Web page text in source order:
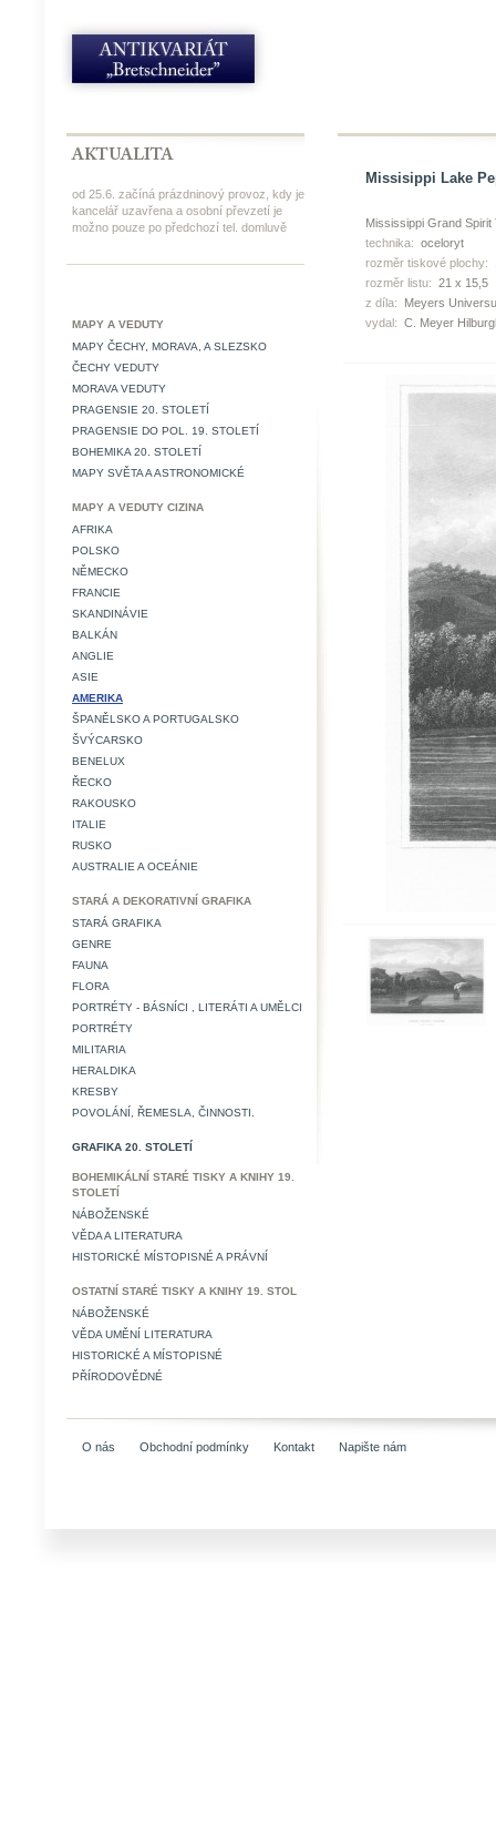
od 25.6. začíná prázdninový provoz, kdy je
kancelář uzavřena a osobní převzetí je
možno pouze po předchozí tel. domluvě
MAPY A VEDUTY
MAPY ČECHY, MORAVA, A SLEZSKO
ČECHY VEDUTY
MORAVA VEDUTY
PRAGENSIE 20. STOLETÍ
PRAGENSIE DO POL. 19. STOLETÍ
BOHEMIKA 20. STOLETÍ
MAPY SVĚTA A ASTRONOMICKÉ
MAPY A VEDUTY CIZINA
AFRIKA
POLSKO
NĚMECKO
FRANCIE
SKANDINÁVIE
BALKÁN
ANGLIE
ASIE
AMERIKA
ŠPANĚLSKO A PORTUGALSKO
ŠVÝCARSKO
BENELUX
ŘECKO
RAKOUSKO
ITALIE
RUSKO
AUSTRALIE A OCEÁNIE
STARÁ A DEKORATIVNÍ GRAFIKA
STARÁ GRAFIKA
GENRE
FAUNA
FLORA
PORTRÉTY - BÁSNÍCI , LITERÁTI A UMĚLCI
PORTRÉTY
MILITARIA
HERALDIKA
KRESBY
POVOLÁNÍ, ŘEMESLA, ČINNOSTI.
GRAFIKA 20. STOLETÍ
BOHEMIKÁLNÍ STARÉ TISKY A KNIHY 19.
STOLETÍ
NÁBOŽENSKÉ
VĚDA A LITERATURA
HISTORICKÉ MÍSTOPISNÉ A PRÁVNÍ
OSTATNÍ STARÉ TISKY A KNIHY 19. STOL
NÁBOŽENSKÉ
VĚDA UMĚNÍ LITERATURA
HISTORICKÉ A MÍSTOPISNÉ
PŘÍRODOVĚDNÉ
Missisippi Lake
Mississippi Grand Spirit
technika: oceloryt
rozměr tiskové plochy:
rozměr listu: 21 x 15,5
z díla:
Meyers
vydal: C. Meyer
O nás Obchodní podmínky Kontakt Napište nám